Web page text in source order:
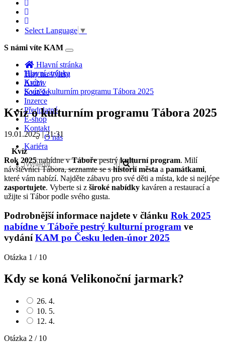
Select Language ▼
S námi víte KAM
Toggle
navigation
Hlavní stránka
Tipy na výlety
Archiv
Soutěže
Inzerce
Předplatné
E-shop
Kontakt
O nás
Kariéra
Hlavní stránka
Kvízy
Kvíz o kulturním programu Tábora 2025
Kvíz o kulturním programu Tábora 2025
19.01.2025 | 21:31
Kvíz
Rok 2025nabídne vTábořepestrýkulturní program. Milí
návštěvníci Tábora, seznamte se shistorií města a památkami,
které vám nabízí. Najděte zábavu pro své děti a místa, kde si nejlépe
zasportujete. Vyberte si z široké nabídky kaváren a restaurací a
užijte si Tábor podle svého gusta.
Podrobnější informace najdete v článku Rok 2025
nabídne v Táboře pestrý kulturní program ve
vydáníKAM po Česku leden-únor 2025
Otázka 1 / 10
Kdy se koná Velikonoční jarmark?
26. 4.
10. 5.
12. 4.
Otázka 2 / 10